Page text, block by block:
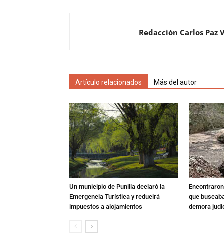
Redacción Carlos Paz
Artículo relacionados Más del autor
Un municipio de Punilla declaró la
Emergencia Turística y reducirá
impuestos a alojamientos
que
demora